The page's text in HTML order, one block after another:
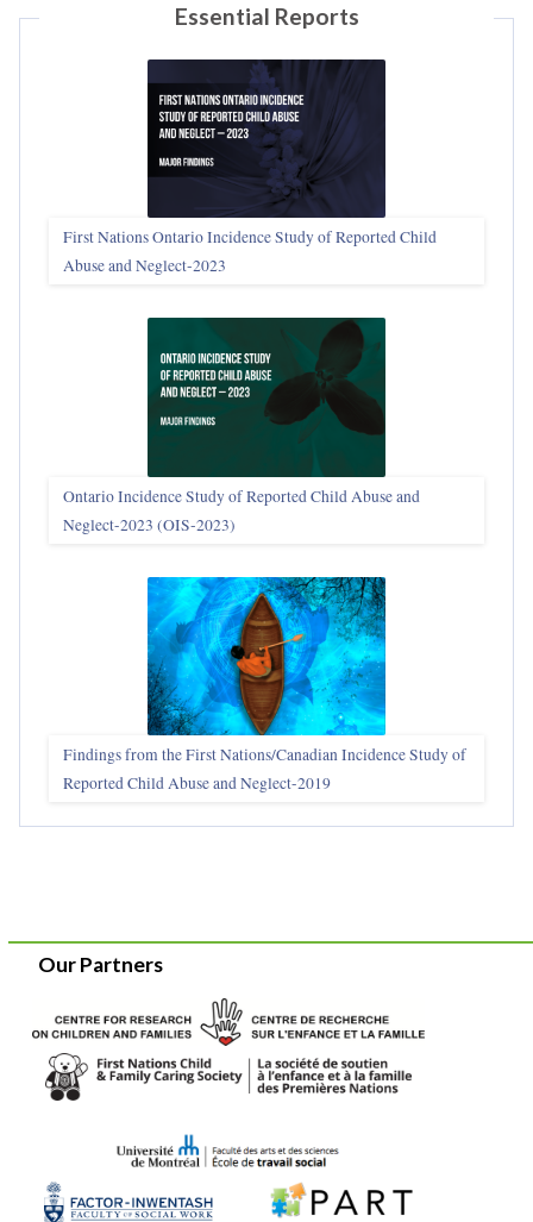
Essential Reports
First Nations Ontario Incidence Study of Reported Child
Abuse and Neglect‑2023
Ontario Incidence Study of Reported Child Abuse and
Neglect-2023 (OIS‑2023)
Findings from the First Nations/Canadian Incidence Study of
Reported Child Abuse and Neglect-2019
Our Partners